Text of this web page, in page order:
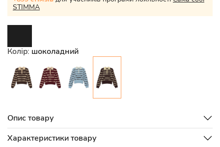
STIMMA
Колір: шоколадний
Опис товару
Характеристики товару